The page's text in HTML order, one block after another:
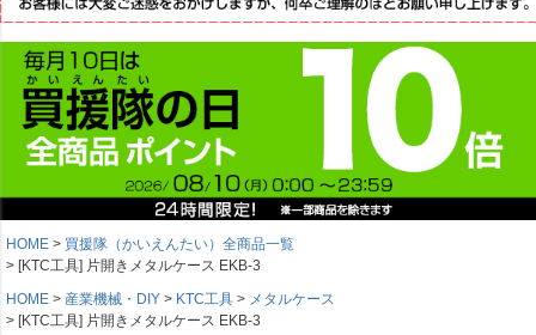
HOME
買援隊（かいえんたい）全商品一覧
[KTC工具] 片開きメタルケース EKB-3
HOME
産業機械・DIY KTC工具
メタルケース
[KTC工具] 片開きメタルケース EKB-3